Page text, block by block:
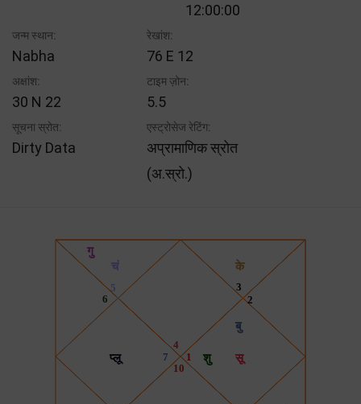
12:00:00
जन्म स्थान:
Nabha
रेखांश:
76 E 12
अक्षांश:
30 N 22
टाइम ज़ोन:
5.5
सूचना स्रोत:
Dirty Data
एस्ट्रोसेज रेटिंग:
अप्रामाणिक स्रोत
(अ.स्रो.)